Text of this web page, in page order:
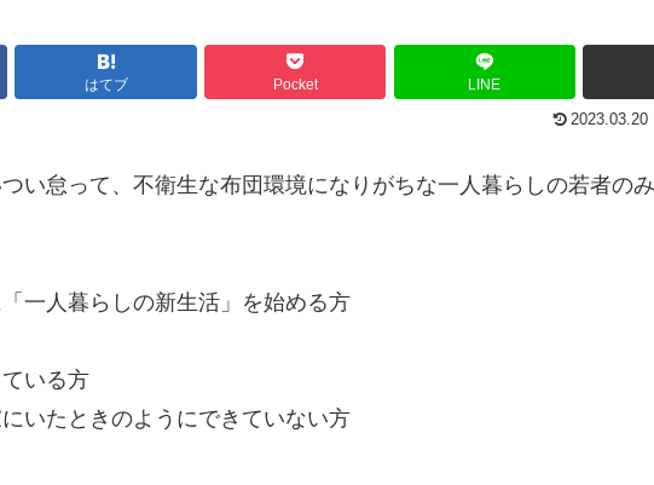
はてブ Pocket LINE
2023.03.20
い怠って、不衛生な布団環境になりがちな一人暮らしの若者の
一人暮らしの新生活」を始める方
いる方
いたときのようにできていない方